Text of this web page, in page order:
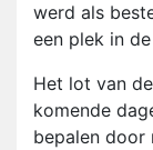
werd als
een plek in
Het lot van
komende
bepalen door